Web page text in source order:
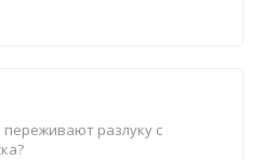
переживают разлуку с